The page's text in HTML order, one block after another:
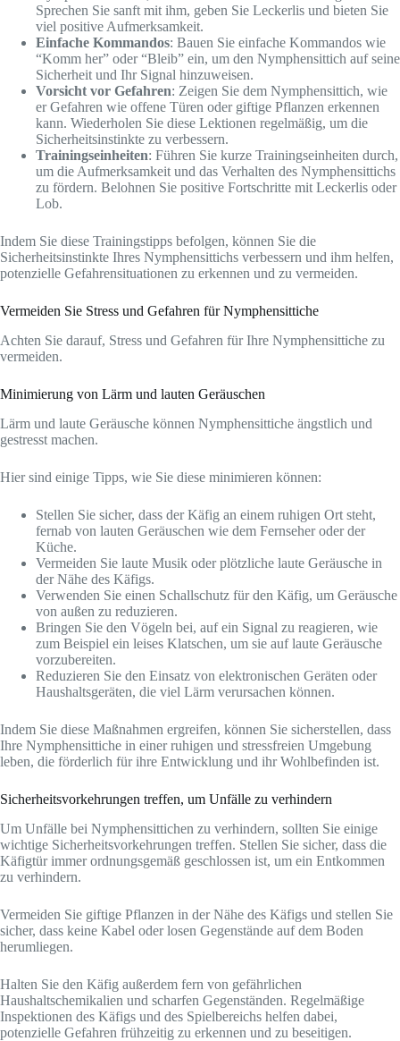
Sprechen Sie sanft mit ihm, geben Sie Leckerlis und bieten Sie
viel positive Aufmerksamkeit.
Einfache Kommandos: Bauen Sie einfache Kommandos wie
“Komm her” oder “Bleib” ein, um den Nymphensittich auf seine
Sicherheit und Ihr Signal hinzuweisen.
Vorsicht vor Gefahren: Zeigen Sie dem Nymphensittich, wie
er Gefahren wie offene Türen oder giftige Pflanzen erkennen
kann. Wiederholen Sie diese Lektionen regelmäßig, um die
Sicherheitsinstinkte zu verbessern.
Trainingseinheiten: Führen Sie kurze Trainingseinheiten durch,
um die Aufmerksamkeit und das Verhalten des Nymphensittichs
zu fördern. Belohnen Sie positive Fortschritte mit Leckerlis oder
Lob.
Indem Sie diese Trainingstipps befolgen, können Sie die
Sicherheitsinstinkte Ihres Nymphensittichs verbessern und ihm helfen,
potenzielle Gefahrensituationen zu erkennen und zu vermeiden.
Vermeiden Sie Stress und Gefahren für Nymphensittiche
Achten Sie darauf, Stress und Gefahren für Ihre Nymphensittiche zu
vermeiden.
Minimierung von Lärm und lauten Geräuschen
Lärm und laute Geräusche können Nymphensittiche ängstlich und
gestresst machen.
Hier sind einige Tipps, wie Sie diese minimieren können:
Stellen Sie sicher, dass der Käfig an einem ruhigen Ort steht,
fernab von lauten Geräuschen wie dem Fernseher oder der
Küche.
Vermeiden Sie laute Musik oder plötzliche laute Geräusche in
der Nähe des Käfigs.
Verwenden Sie einen Schallschutz für den Käfig, um Geräusche
von außen zu reduzieren.
Bringen Sie den Vögeln bei, auf ein Signal zu reagieren, wie
zum Beispiel ein leises Klatschen, um sie auf laute Geräusche
vorzubereiten.
Reduzieren Sie den Einsatz von elektronischen Geräten oder
Haushaltsgeräten, die viel Lärm verursachen können.
Indem Sie diese Maßnahmen ergreifen, können Sie sicherstellen, dass
Ihre Nymphensittiche in einer ruhigen und stressfreien Umgebung
leben, die förderlich für ihre Entwicklung und ihr Wohlbefinden ist.
Sicherheitsvorkehrungen treffen, um Unfälle zu verhindern
Um Unfälle bei Nymphensittichen zu verhindern, sollten Sie einige
wichtige Sicherheitsvorkehrungen treffen. Stellen Sie sicher, dass die
Käfigtür immer ordnungsgemäß geschlossen ist, um ein Entkommen
zu verhindern.
Vermeiden Sie giftige Pflanzen in der Nähe des Käfigs und stellen Sie
sicher, dass keine Kabel oder losen Gegenstände auf dem Boden
herumliegen.
Halten Sie den Käfig außerdem fern von gefährlichen
Haushaltschemikalien und scharfen Gegenständen. Regelmäßige
Inspektionen des Käfigs und des Spielbereichs helfen dabei,
potenzielle Gefahren frühzeitig zu erkennen und zu beseitigen.